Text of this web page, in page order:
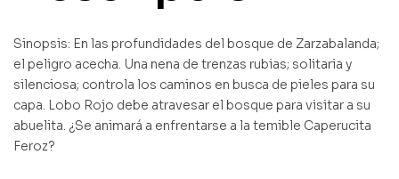
Sinopsis: En las profundidades del bosque de Zarzabalanda;
el peligro acecha. Una nena de trenzas rubias; solitaria y
silenciosa; controla los caminos en busca de pieles para su
capa. Lobo Rojo debe atravesar el bosque para visitar a su
abuelita. ¿Se animará a enfrentarse a la temible Caperucita
Feroz?